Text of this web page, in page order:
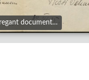
document…